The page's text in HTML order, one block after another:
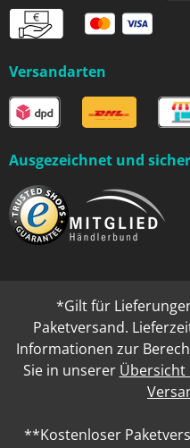
Versandarten
Ausgezeichnet und sicher
*Gilt für
Paketversand.
Informationen zur
Sie in unserer Übersicht
**Kostenloser